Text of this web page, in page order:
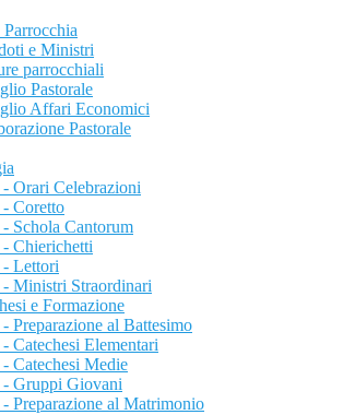
e Ministri
parrocchiali
Pastorale
Affari Economici
Pastorale
- Orari Celebrazioni
- Coretto
- Schola Cantorum
- Chierichetti
- Lettori
- Ministri Straordinari
e Formazione
Preparazione al Battesimo
Catechesi Elementari
- Catechesi Medie
- Gruppi Giovani
- Preparazione al Matrimonio